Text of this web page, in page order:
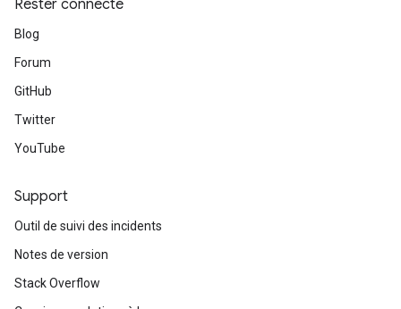
Rester connecté
Blog
Forum
GitHub
Twitter
YouTube
Support
Outil de suivi des incidents
Notes de version
Stack Overflow